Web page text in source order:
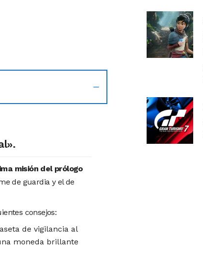
misión del prólogo
de guardia y el de
consejos:
de vigilancia al
moneda brillante